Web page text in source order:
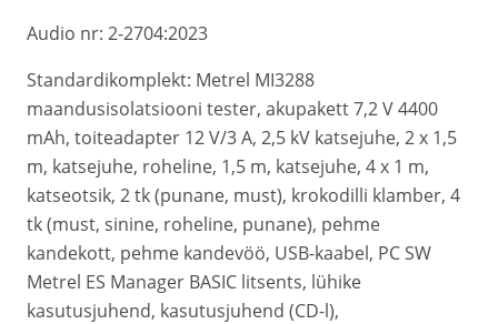
Audio nr: 2-2704:2023
Standardikomplekt: Metrel MI3288
maandusisolatsiooni tester, akupakett 7,2 V 4400
mAh, toiteadapter 12 V/3 A, 2,5 kV katsejuhe, 2 x 1,5
m, katsejuhe, roheline, 1,5 m, katsejuhe, 4 x 1 m,
katseotsik, 2 tk (punane, must), krokodilli klamber, 4
tk (must, sinine, roheline, punane), pehme
kandekott, pehme kandevöö, USB-kaabel, PC SW
Metrel ES Manager BASIC litsents, lühike
kasutusjuhend, kasutusjuhend (CD-l),